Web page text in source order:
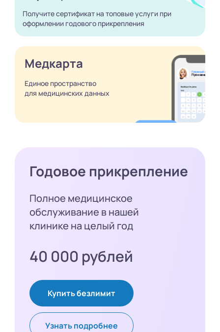
Получите сертификат на топовые услуги при
оформлении годового прикрепления
Медкарта
Единое пространство
для медицинских данных
Годовое прикрепление
Полное медицинское
обслуживание в нашей
клинике на целый год
40 000 рублей
Купить безлимит
Узнать подробнее